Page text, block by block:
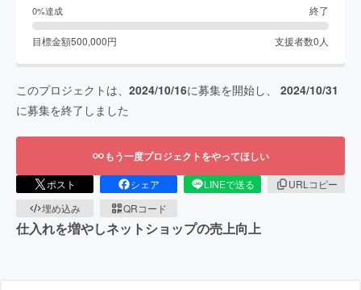
0%達成 終了
目標金額500,000円 支援者数0人
このプロジェクトは、 2024/10/16に募集を開始し、 2024/10/31
に募集を終了しました
もう一度プロジェクトをやってほしい
ポスト シェア LINEで送る
URLコピー
埋め込み
QRコード
仕入れを増やしネットショップの売上向上